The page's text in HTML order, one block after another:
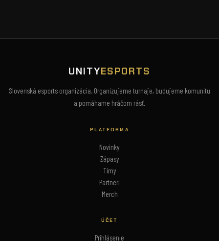
UNITYESPORTS
Slovenská esports organizácia. Organizujeme turnaje, budujeme komunitu
a pomáhame hráčom rásť.
PLATFORMA
Novinky
Zápasy
Tímy
Partneri
Merch
ÚČET
Prihlásenie